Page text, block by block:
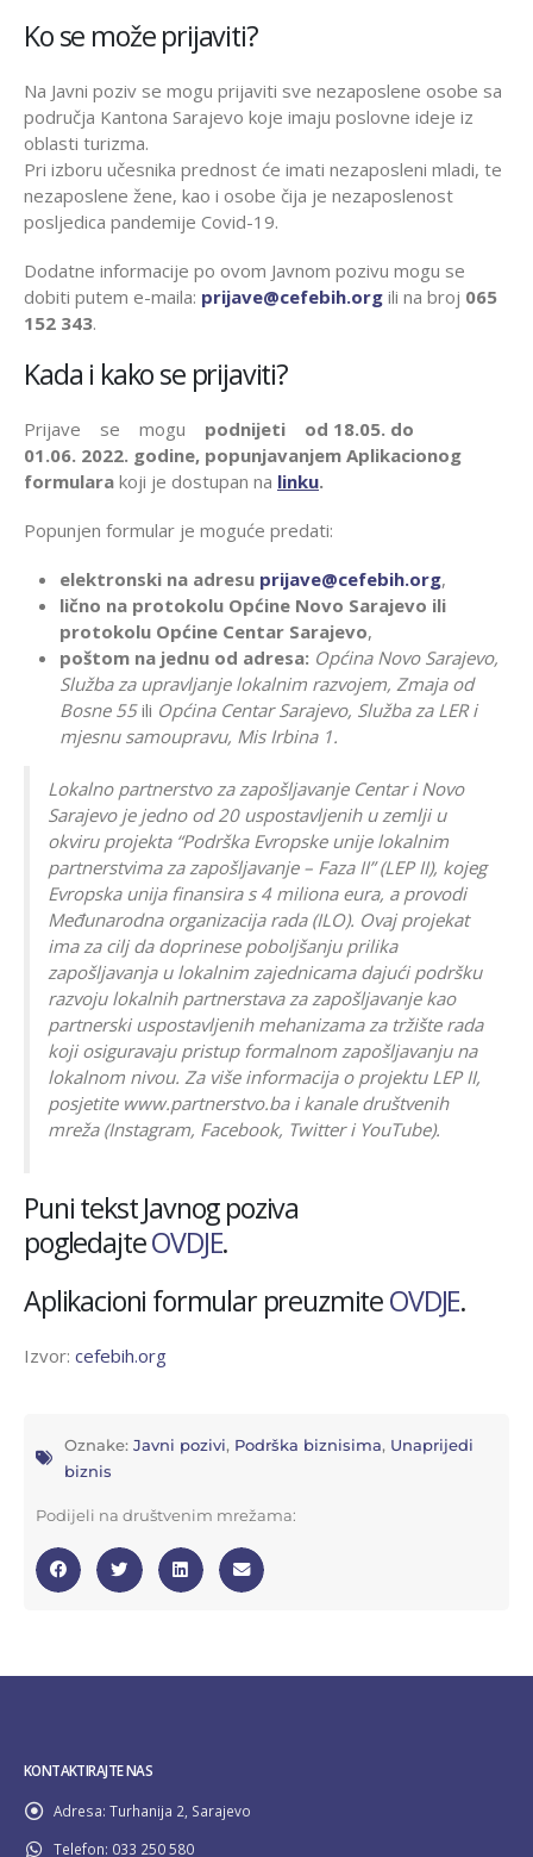
Ko se može prijaviti?
Na Javni poziv se mogu prijaviti sve nezaposlene osobe sa
područja Kantona Sarajevo koje imaju poslovne ideje iz
oblasti turizma.
Pri izboru učesnika prednost će imati nezaposleni mladi, te
nezaposlene žene, kao i osobe čija je nezaposlenost
posljedica pandemije Covid-19.
Dodatne informacije po ovom Javnom pozivu mogu se
dobiti putem e-maila: prijave@cefebih.org ili na broj 065
152 343.
Kada i kako se prijaviti?
Prijave se mogu podnijeti od 18.05. do
01.06. 2022. godine, popunjavanjem Aplikacionog
formulara koji je dostupan na linku.
Popunjen formular je moguće predati:
elektronski na adresu prijave@cefebih.org,
lično na protokolu Općine Novo Sarajevo ili
protokolu Općine Centar Sarajevo,
poštom na jednu od adresa: Općina Novo Sarajevo,
Služba za upravljanje lokalnim razvojem, Zmaja od
Bosne 55ili Općina Centar Sarajevo, Služba za LER i
mjesnu samoupravu, Mis Irbina 1.
Lokalno partnerstvo za zapošljavanje Centar i Novo
Sarajevo je jedno od 20 uspostavljenih u zemlji u
okviru projekta “Podrška Evropske unije lokalnim
partnerstvima za zapošljavanje – Faza II” (LEP II), kojeg
Evropska unija finansira s 4 miliona eura, a provodi
Međunarodna organizacija rada (ILO). Ovaj projekat
ima za cilj da doprinese poboljšanju prilika
zapošljavanja u lokalnim zajednicama dajući podršku
razvoju lokalnih partnerstava za zapošljavanje kao
partnerski uspostavljenih mehanizama za tržište rada
koji osiguravaju pristup formalnom zapošljavanju na
lokalnom nivou. Za više informacija o projektu LEP II,
posjetite www.partnerstvo.ba i kanale društvenih
mreža (Instagram, Facebook, Twitter i YouTube).
Puni tekst Javnog poziva
pogledajteOVDJE.
Aplikacioni formular preuzmiteOVDJE.
Izvor: cefebih.org
Oznake: Javni pozivi, Podrška biznisima, Unaprijedi
biznis
Podijeli na društvenim mrežama:
KONTAKTIRAJTE NAS
Adresa: Turhanija 2, Sarajevo
Telefon: 033 250 580